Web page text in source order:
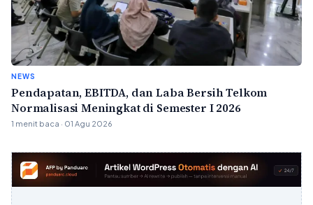
NEWS
Pendapatan, EBITDA, dan Laba Bersih Telkom
Normalisasi Meningkat di Semester I 2026
1 menit baca · 01 Agu 2026